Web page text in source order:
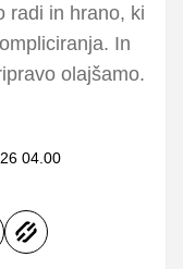
radi in hrano, ki
In
olajšamo.
04.00